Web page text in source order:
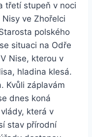
třetí stupeň v noci
ve Zhořelci
polského
situaci na Odře
Nise, kterou v
hladina klesá.
Kvůli záplavám
dnes koná
která v
stav přírodní